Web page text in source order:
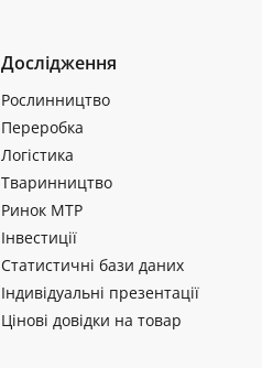
Дослідження
Рослинництво
Переробка
Логістика
Тваринництво
Ринок МТР
Інвестиції
Статистичні бази даних
Індивідуальні презентації
Цінові довідки на товар